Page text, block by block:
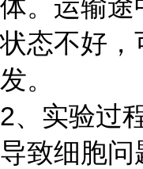
体。运输途
状态不好，
发。
2、实验过
导致细胞